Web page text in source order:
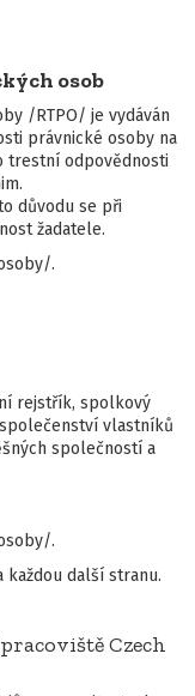
osob
/RTPO/ je vydáván
právnické osoby na
trestní odpovědnosti
důvodu se při
žadatele.
.
rejstřík, spolkový
vlastníků
společností a
.
každou další stranu.
Czech